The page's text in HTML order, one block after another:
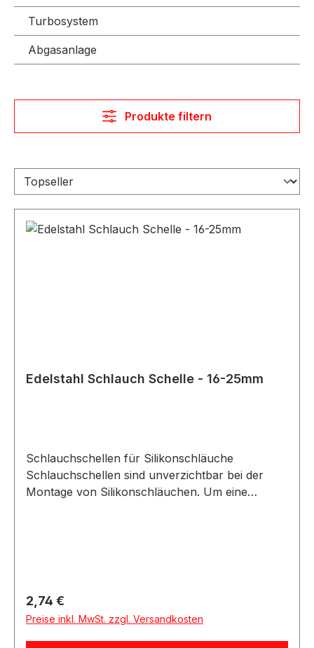
Turbosystem
Abgasanlage
Produkte filtern
Edelstahl Schlauch Schelle - 16-25mm
Schlauchschellen für Silikonschläuche
Schlauchschellen sind unverzichtbar bei der
Montage von Silikonschläuchen. Um eine
ist darauf zu achten, dass die Schelle fest sitzt,
jedoch nicht übermäßig angezogen wird, da dies
sowohl den Schlauch als auch die
Regulärer Preis:
2,74 €
Preise inkl. MwSt. zzgl. Versandkosten